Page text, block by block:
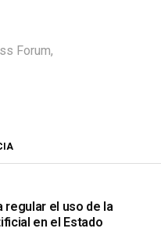
Forum,
regular el uso de la
en el Estado